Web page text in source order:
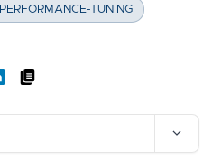
PERFORMANCE-TUNING